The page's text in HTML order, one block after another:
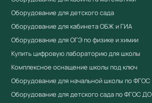
Оборудование для детского сада
Оборудование для кабинета ОБЖ и ГИА
Оборудование для ОГЭ по физике и химии
Купить цифровую лабораторию для школы
Комплексное оснащение школы под ключ
Оборудование для начальной школы по ФГОС
Оборудование для детского сада по ФГОС ДО